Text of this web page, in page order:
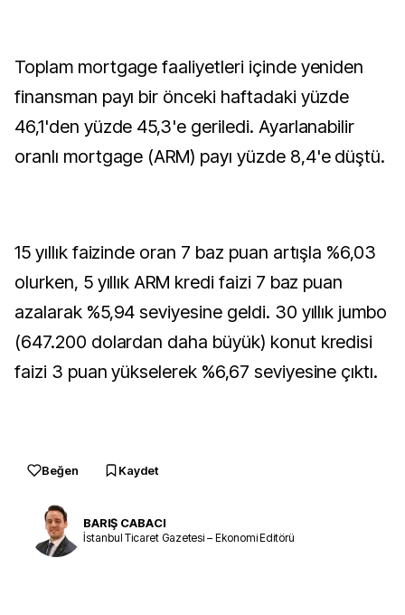
Toplam mortgage faaliyetleri içinde yeniden
finansman payı bir önceki haftadaki yüzde
46,1'den yüzde 45,3'e geriledi. Ayarlanabilir
oranlı mortgage (ARM) payı yüzde 8,4'e düştü.
15 yıllık faizinde oran 7 baz puan artışla %6,03
olurken, 5 yıllık ARM kredi faizi 7 baz puan
azalarak %5,94 seviyesine geldi. 30 yıllık jumbo
(647.200 dolardan daha büyük) konut kredisi
faizi 3 puan yükselerek %6,67 seviyesine çıktı.
Beğen Kaydet
BARIŞ CABACI
İstanbul Ticaret Gazetesi – Ekonomi Editörü